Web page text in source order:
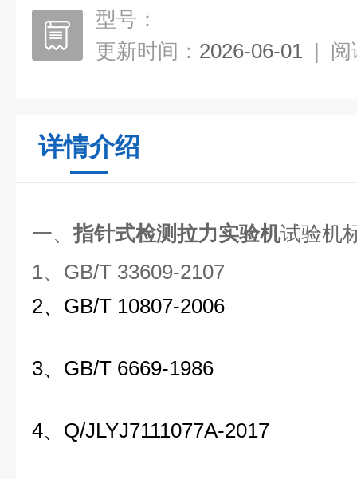
型号：
更新时间： 2026-06-01 | 阅
详情介绍
一、指针式检测拉力实验机试验机
1、GB/T 33609-2107
2、GB/T 10807-2006
3、GB/T 6669-1986
4、Q/JLYJ7111077A-2017